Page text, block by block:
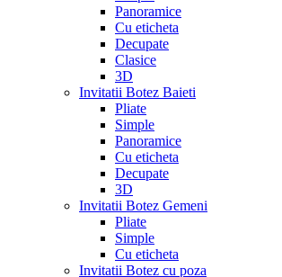
Panoramice
Cu eticheta
Decupate
Clasice
3D
Invitatii Botez Baieti
Pliate
Simple
Panoramice
Cu eticheta
Decupate
3D
Invitatii Botez Gemeni
Pliate
Simple
Cu eticheta
Invitatii Botez cu poza